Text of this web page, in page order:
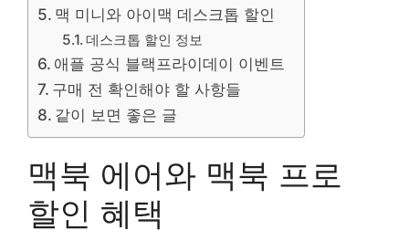
맥 미니와 아이맥 데스크톱 할인
데스크톱 할인 정보
애플 공식 블랙프라이데이 이벤트
구매 전 확인해야 할 사항들
같이 보면 좋은 글
맥북 에어와 맥북 프로
할인 혜택